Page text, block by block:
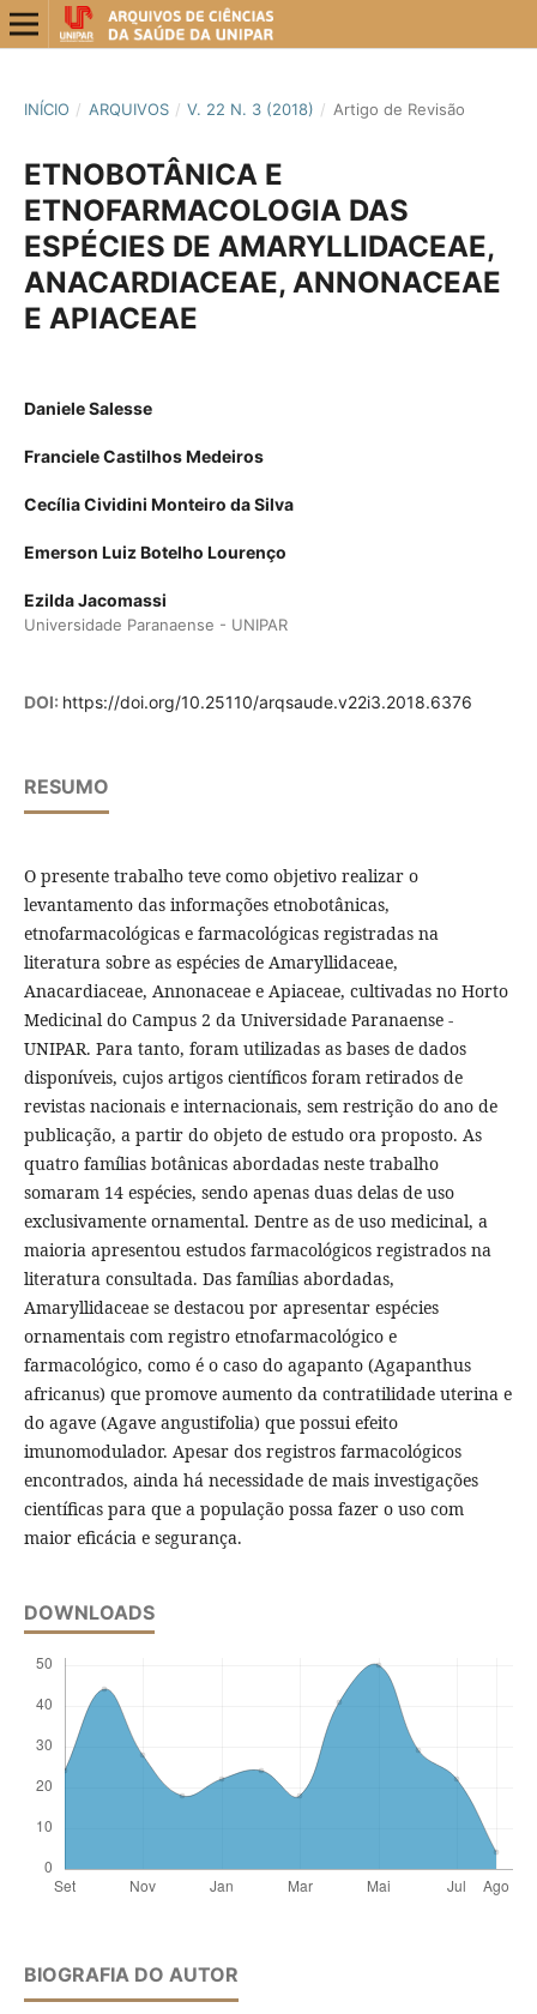
INÍCIO / ARQUIVOS / V. 22 N. 3 (2018) / Artigo de Revisão
ETNOBOTÂNICA E
ETNOFARMACOLOGIA DAS
ESPÉCIES DE AMARYLLIDACEAE,
ANACARDIACEAE, ANNONACEAE
E APIACEAE
Daniele Salesse
Franciele Castilhos Medeiros
Cecília Cividini Monteiro da Silva
Emerson Luiz Botelho Lourenço
Ezilda Jacomassi
Universidade Paranaense - UNIPAR
DOI: https://doi.org/10.25110/arqsaude.v22i3.2018.6376
RESUMO
O presente trabalho teve como objetivo realizar o
levantamento das informações etnobotânicas,
etnofarmacológicas e farmacológicas registradas na
literatura sobre as espécies de Amaryllidaceae,
Anacardiaceae, Annonaceae e Apiaceae, cultivadas no Horto
Medicinal do Campus 2 da Universidade Paranaense -
UNIPAR. Para tanto, foram utilizadas as bases de dados
disponíveis, cujos artigos científicos foram retirados de
revistas nacionais e internacionais, sem restrição do ano de
publicação, a partir do objeto de estudo ora proposto. As
quatro famílias botânicas abordadas neste trabalho
somaram 14 espécies, sendo apenas duas delas de uso
exclusivamente ornamental. Dentre as de uso medicinal, a
maioria apresentou estudos farmacológicos registrados na
literatura consultada. Das famílias abordadas,
Amaryllidaceae se destacou por apresentar espécies
ornamentais com registro etnofarmacológico e
farmacológico, como é o caso do agapanto (Agapanthus
africanus) que promove aumento da contratilidade uterina e
do agave (Agave angustifolia) que possui efeito
imunomodulador. Apesar dos registros farmacológicos
encontrados, ainda há necessidade de mais investigações
científicas para que a população possa fazer o uso com
maior eficácia e segurança.
DOWNLOADS
BIOGRAFIA DO AUTOR